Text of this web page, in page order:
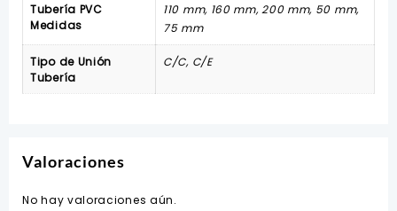
Tubería PVC
Medidas
110 mm, 160 mm, 200 mm, 50 mm,
75 mm
Tipo de Unión
Tubería
C/C, C/E
Valoraciones
No hay valoraciones aún.